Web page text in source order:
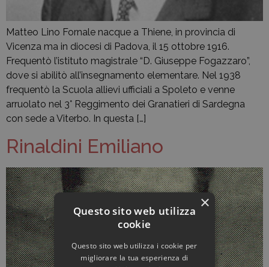
Matteo Lino Fornale nacque a Thiene, in provincia di
Vicenza ma in diocesi di Padova, il 15 ottobre 1916.
Frequentò l’istituto magistrale “D. Giuseppe Fogazzaro”,
dove si abilitò all’insegnamento elementare. Nel 1938
frequentò la Scuola allievi ufficiali a Spoleto e venne
arruolato nel 3° Reggimento dei Granatieri di Sardegna
con sede a Viterbo. In questa […]
Rinaldini Emiliano
×
Questo sito web utilizza
cookie
Questo sito web utilizza i cookie per
migliorare la tua esperienza di